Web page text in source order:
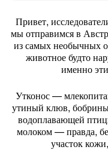
Привет,
мыотправимсяв
изсамыхнеобычных
животноебудто
именно
Утконос—
утиный клюв,
водоплавающей
молоком— правда,
участоккожи,